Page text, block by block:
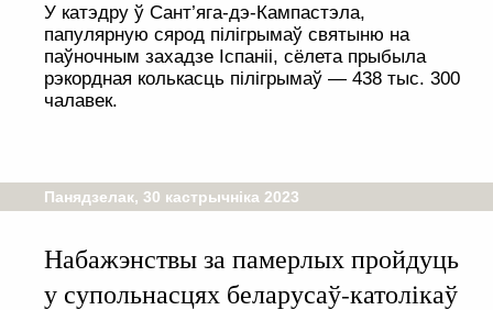
У катэдру ў Сант’яга-дэ-Кампастэла,
папулярную сярод пілігрымаў святыню на
паўночным захадзе Іспаніі, сёлета прыбыла
рэкордная колькасць пілігрымаў — 438 тыс. 300
чалавек.
Панядзелак, 30 кастрычніка 2023
Набажэнствы за памерлых пройдуць
у супольнасцях беларусаў-католікаў